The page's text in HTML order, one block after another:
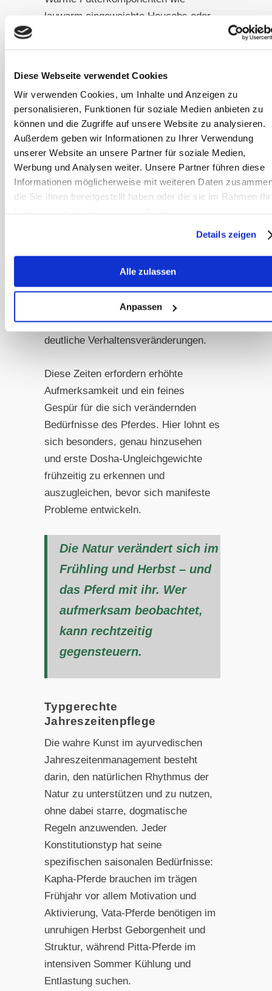
Diese Webseite verwendet Cookies
Wir verwenden Cookies, um Inhalte und Anzeigen zu
personalisieren, Funktionen für soziale Medien anbieten zu
können und die Zugriffe auf unsere Website zu analysieren.
Außerdem geben wir Informationen zu Ihrer Verwendung
unserer Website an unsere Partner für soziale Medien,
Werbung und Analysen weiter. Unsere Partner führen diese
Informationen möglicherweise mit weiteren Daten
die Sie ihnen bereitgestellt haben oder die sie im Rahmen
Details zeigen
Alle zulassen
Anpassen
lauwarm eingeweichte Heucobs oder
Routinen geben dem sensiblen Vata-
System den nötigen Halt.
Übergangszeiten: Besondere
Aufmerksamkeit erforderlich
Frühjahr und Herbst gelten in der
ayurvedischen Lehre als besonders
Gleichgewicht leicht aus der Balance
geraten kann. Viele Pferde zeigen
gerade in diesen Übergangszeiten
charakteristische Probleme wie
Schwierigkeiten beim Fellwechsel,
Störungen der Verdauungsabläufe oder
deutliche Verhaltensveränderungen.
Diese Zeiten erfordern erhöhte
Aufmerksamkeit und ein feines
Gespür für die sich verändernden
Bedürfnisse des Pferdes. Hier lohnt es
sich besonders, genau hinzusehen
und erste Dosha-Ungleichgewichte
frühzeitig zu erkennen und
auszugleichen, bevor sich manifeste
Probleme entwickeln.
Die Natur verändert sich im
Frühling und Herbst – und
das Pferd mit ihr. Wer
aufmerksam beobachtet,
kann rechtzeitig
gegensteuern.
Typgerechte
Jahreszeitenpflege
Die wahre Kunst im ayurvedischen
Jahreszeitenmanagement besteht
darin, den natürlichen Rhythmus der
Natur zu unterstützen und zu nutzen,
ohne dabei starre, dogmatische
Regeln anzuwenden. Jeder
Konstitutionstyp hat seine
spezifischen saisonalen Bedürfnisse:
Kapha-Pferde brauchen im trägen
Frühjahr vor allem Motivation und
Aktivierung, Vata-Pferde benötigen im
unruhigen Herbst Geborgenheit und
Struktur, während Pitta-Pferde im
intensiven Sommer Kühlung und
Entlastung suchen.